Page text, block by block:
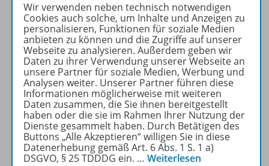
Ihren Unterricht aktuell und
einfach zu gestalten. Jede
Woche drei bis vier
Neuerscheinungen mit
großem Online Archiv.
Mehr erfahren
Wir verwenden neben technisch notwendigen
Cookies auch solche, um Inhalte und Anzeigen zu
personalisieren, Funktionen für soziale Medien
anbieten zu können und die Zugriffe auf unserer
Webseite zu analysieren. Außerdem geben wir
Daten zu ihrer Verwendung unserer Webseite an
unsere Partner für soziale Medien, Werbung und
Analysen weiter. Unserer Partner führen diese
Informationen möglicherweise mit weiteren
Daten zusammen, die Sie ihnen bereitgestellt
haben oder die sie im Rahmen Ihrer Nutzung der
Dienste gesammelt haben. Durch Betätigen des
Buttons „Alle Akzeptieren“ willigen Sie in diese
Datenerhebung gemäß Art. 6 Abs. 1 S. 1 a)
DSGVO, § 25 TDDDG ein. … Weiterlesen